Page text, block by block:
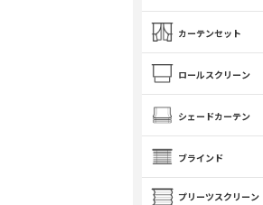
カーテンセット
ロールスクリーン
シェードカーテン
ブラインド
プリーツスクリーン